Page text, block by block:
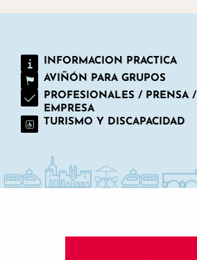
INFORMACION PRACTICA
AVIÑÓN PARA GRUPOS
PROFESIONALES / PRENSA /
EMPRESA
TURISMO Y DISCAPACIDAD